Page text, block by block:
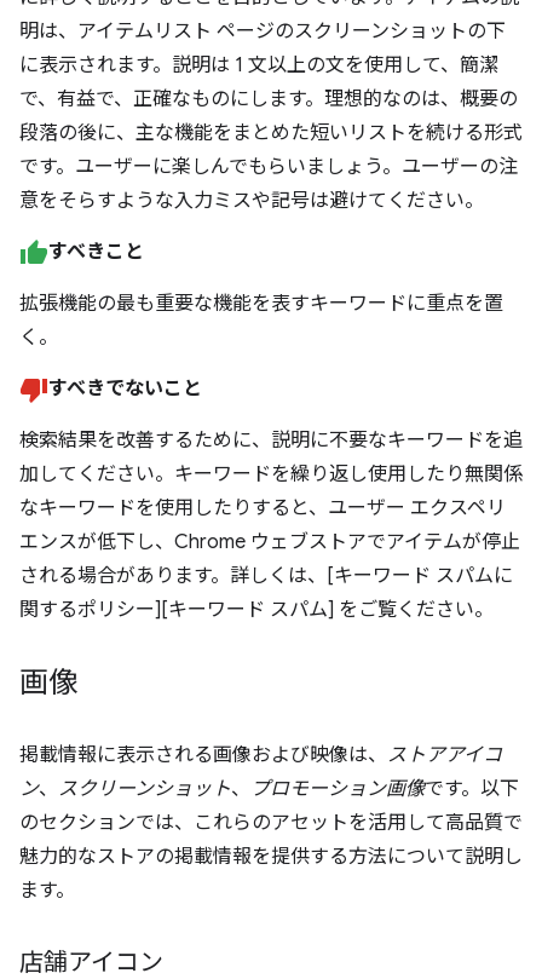
明は、アイテムリスト ページのスクリーンショットの下
に表示されます。説明は 1 文以上の文を使用して、簡潔
で、有益で、正確なものにします。理想的なのは、概要の
段落の後に、主な機能をまとめた短いリストを続ける形式
です。ユーザーに楽しんでもらいましょう。ユーザーの注
意をそらすような入力ミスや記号は避けてください。
すべきこと
拡張機能の最も重要な機能を表すキーワードに重点を置
く。
すべきでないこと
検索結果を改善するために、説明に不要なキーワードを追
加してください。キーワードを繰り返し使用したり無関係
なキーワードを使用したりすると、ユーザー エクスペリ
エンスが低下し、Chrome ウェブストアでアイテムが停止
される場合があります。詳しくは、[キーワード スパムに
関するポリシー][キーワード スパム] をご覧ください。
画像
掲載情報に表示される画像および映像は、 ストアアイコ
ン、 スクリーンショット、 プロモーション画像です。以下
のセクションでは、これらのアセットを活用して高品質で
魅力的なストアの掲載情報を提供する方法について説明し
ます。
店舗アイコン